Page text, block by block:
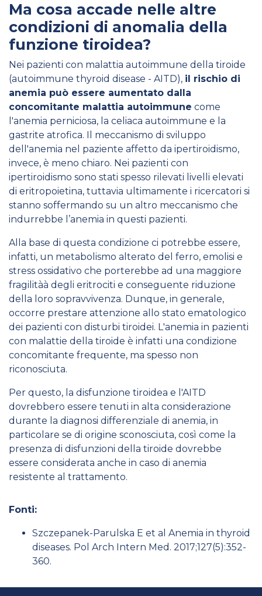
Ma cosa accade nelle altre
condizioni di anomalia della
funzione tiroidea?
Nei pazienti con malattia autoimmune della tiroide
(autoimmune thyroid disease - AITD), il rischio di
anemia può essere aumentato dalla
concomitante malattia autoimmune come
l'anemia perniciosa, la celiaca autoimmune e la
gastrite atrofica. Il meccanismo di sviluppo
dell'anemia nel paziente affetto da ipertiroidismo,
invece, è meno chiaro. Nei pazienti con
ipertiroidismo sono stati spesso rilevati livelli elevati
di eritropoietina, tuttavia ultimamente i ricercatori si
stanno soffermando su un altro meccanismo che
indurrebbe l’anemia in questi pazienti.
Alla base di questa condizione ci potrebbe essere,
infatti, un metabolismo alterato del ferro, emolisi e
stress ossidativo che porterebbe ad una maggiore
fragilitàà degli eritrociti e conseguente riduzione
della loro sopravvivenza. Dunque, in generale,
occorre prestare attenzione allo stato ematologico
dei pazienti con disturbi tiroidei. L'anemia in pazienti
con malattie della tiroide è infatti una condizione
concomitante frequente, ma spesso non
riconosciuta.
Per questo, la disfunzione tiroidea e l'AITD
dovrebbero essere tenuti in alta considerazione
durante la diagnosi differenziale di anemia, in
particolare se di origine sconosciuta, così come la
presenza di disfunzioni della tiroide dovrebbe
essere considerata anche in caso di anemia
resistente al trattamento.
Fonti:
Szczepanek-Parulska E et al Anemia in thyroid
diseases. Pol Arch Intern Med. 2017;127(5):352-
360.